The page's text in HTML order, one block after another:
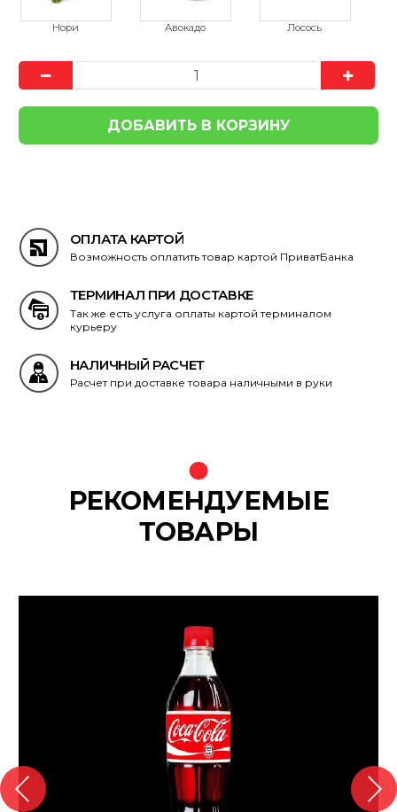
ОПЛАТА КАРТОЙ
Возможность оплатить товар картой ПриватБанка
ТЕРМИНАЛ ПРИ ДОСТАВКЕ
Так же есть услуга оплаты картой терминалом
курьеру
НАЛИЧНЫЙ РАСЧЕТ
Расчет при доставке товара наличными в руки
РЕКОМЕНДУЕМЫЕ
ТОВАРЫ